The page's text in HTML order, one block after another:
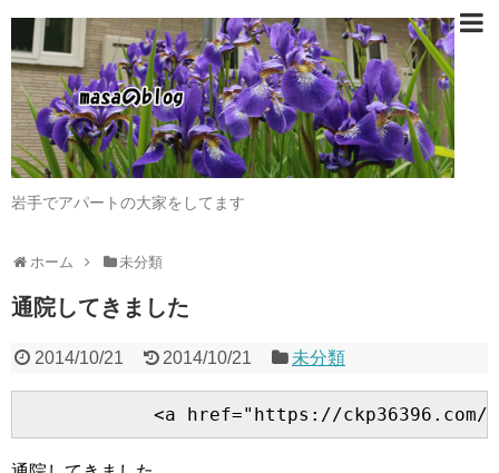
岩手でアパートの大家をしてます
ホーム 未分類
通院してきました
2014/10/21 2014/10/21 未分類